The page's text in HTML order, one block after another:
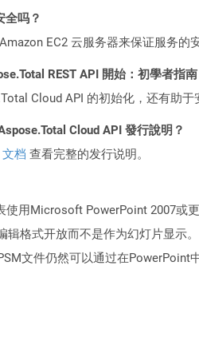
全吗？
EC2 云服务器来保证服务
REST API 開始：初學者指南
Cloud API 的初始化，还有助于
Cloud API 發行說明？
档 查看完整的发行说明。
使用Microsoft PowerPoint 2007或
格式开放而不是作为幻灯片显示
文件仍然可以通过在PowerPoint